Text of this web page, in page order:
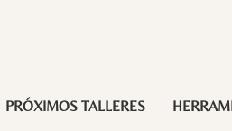
PRÓXIMOS TALLERES